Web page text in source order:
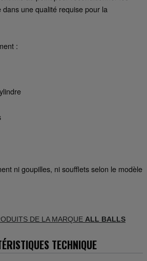
une qualité requise pour la
:
ni goupilles, ni soufflets selon le modèle
DE LA MARQUE ALL BALLS
TECHNIQUE